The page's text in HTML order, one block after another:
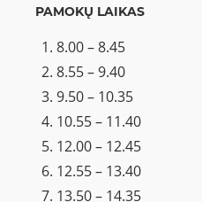
PAMOKŲ LAIKAS
8.00 – 8.45
8.55 – 9.40
9.50 – 10.35
10.55 – 11.40
12.00 – 12.45
12.55 – 13.40
13.50 – 14.35